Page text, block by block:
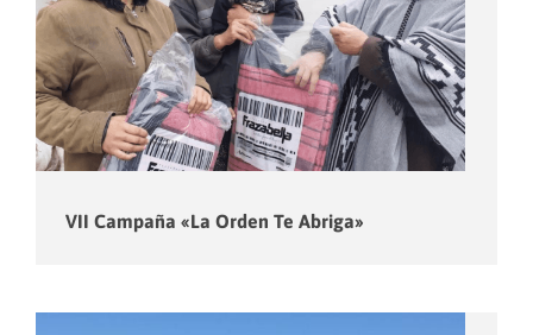
VII Campaña «La Orden Te Abriga»